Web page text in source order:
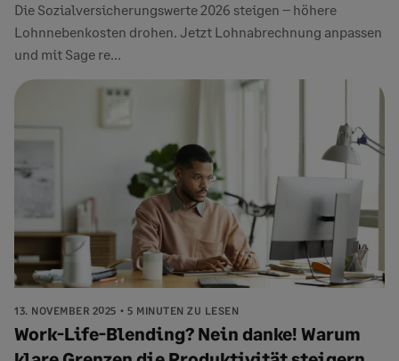
Die Sozialversicherungswerte 2026 steigen – höhere
Lohnnebenkosten drohen. Jetzt Lohnabrechnung anpassen
und mit Sage re...
13. NOVEMBER 2025 5 MINUTEN ZU LESEN
Work-Life-Blending? Nein danke! Warum